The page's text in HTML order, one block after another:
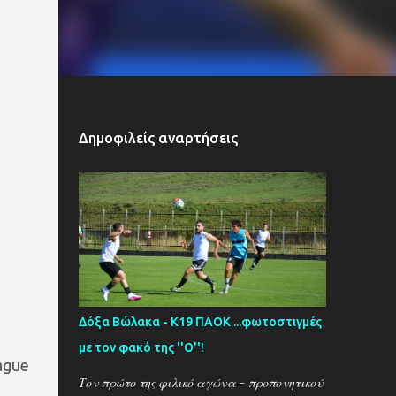
Δημοφιλείς αναρτήσεις
Δόξα Βώλακα - Κ19 ΠΑΟΚ ...φωτοστιγμές
με τον φακό της ''Ο''!
Τον πρώτο της φιλικό αγώνα - προπονητικού